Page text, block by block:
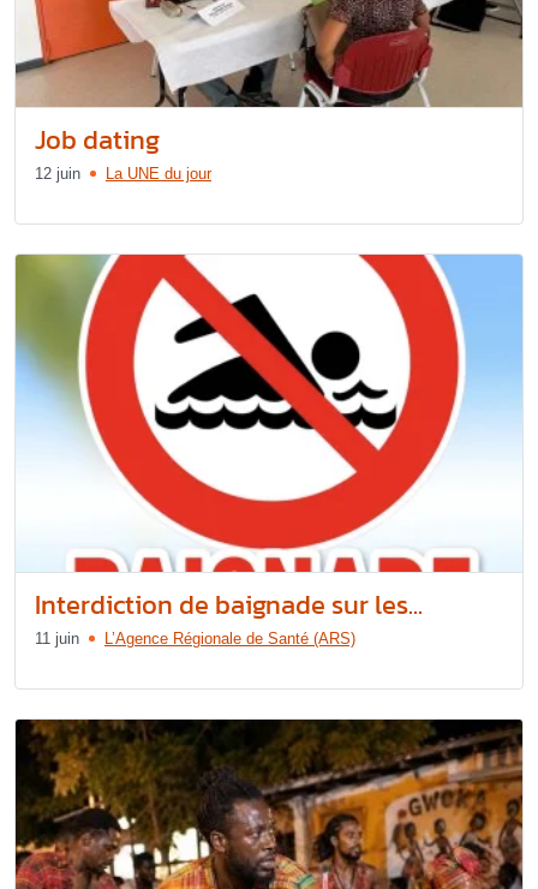
Job dating
12 juin La UNE du jour
Interdiction de baignade sur les...
11 juin L’Agence Régionale de Santé (ARS)